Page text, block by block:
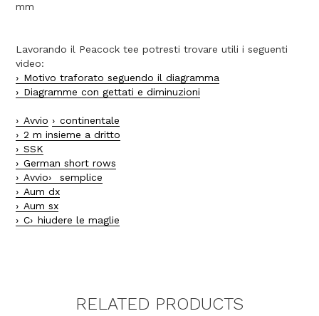
mm
Lavorando il Peacock tee potresti trovare utili i seguenti
video:
Motivo traforato seguendo il diagramma
Diagramme con gettati e diminuzioni
Avvio
continentale
2 m insieme a dritto
SSK
German short rows
Avvio
semplice
Aum dx
Aum sx
C
hiudere le maglie
RELATED PRODUCTS